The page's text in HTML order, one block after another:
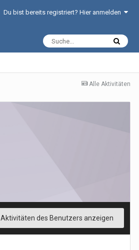
Du bist bereits registriert? Hier anmelden
Alle Aktivitäten
Aktivitäten des Benutzers anzeigen